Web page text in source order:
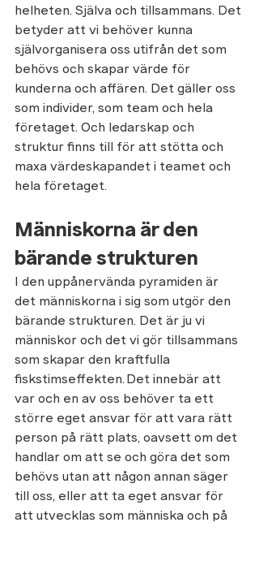
helheten. Själva och tillsammans. Det
betyder att vi behöver kunna
självorganisera oss utifrån det som
behövs och skapar värde för
kunderna och affären. Det gäller oss
som individer, som team och hela
företaget. Och ledarskap och
struktur finns till för att stötta och
maxa värdeskapandet i teamet och
hela företaget.
Människorna är den
bärande strukturen
I den uppånervända pyramiden är
det människorna i sig som utgör den
bärande strukturen. Det är ju vi
människor och det vi gör tillsammans
som skapar den kraftfulla
fiskstimseffekten. Det innebär att
var och en av oss behöver ta ett
större eget ansvar för att vara rätt
person på rätt plats, oavsett om det
handlar om att se och göra det som
behövs utan att någon annan säger
till oss, eller att ta eget ansvar för
att utvecklas som människa och på